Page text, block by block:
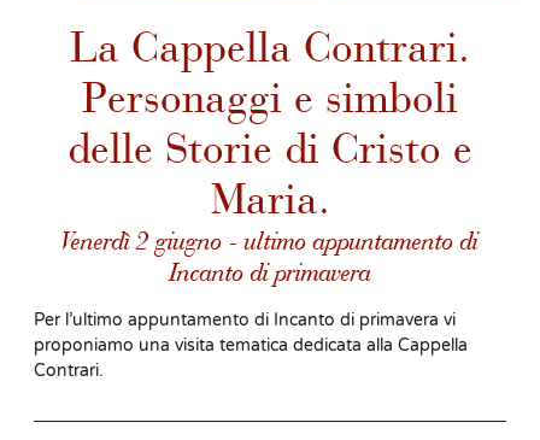
La Cappella Contrari.
Personaggi e simboli
delle Storie di Cristo e
Maria.
Venerdì 2 giugno - ultimo appuntamento di
Incanto di primavera
Per l’ultimo appuntamento di Incanto di primavera vi
proponiamo una visita tematica dedicata alla Cappella
Contrari.